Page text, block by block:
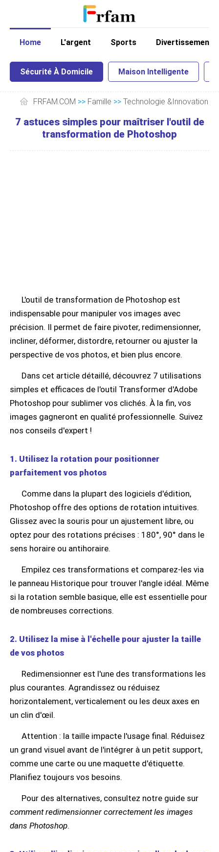
Home L'argent Sports Divertissement
Sécurité À Domicile Maison Intelligente
FRFAM.COM >> Famille >> Technologie &Innovation
7 astuces simples pour maîtriser l'outil de
transformation de Photoshop
L'outil de transformation de Photoshop est
indispensable pour manipuler vos images avec
précision. Il permet de faire pivoter, redimensionner,
incliner, déformer, distordre, retourner ou ajuster la
perspective de vos photos, et bien plus encore.
Dans cet article détaillé, découvrez 7 utilisations
simples et efficaces de l'outil Transformer d'Adobe
Photoshop pour sublimer vos clichés. À la fin, vos
images gagneront en qualité professionnelle. Suivez
nos conseils d'expert !
1. Utilisez la rotation pour positionner
parfaitement vos photos
Comme dans la plupart des logiciels d'édition,
Photoshop offre des options de rotation intuitives.
Glissez avec la souris pour un ajustement libre, ou
optez pour des rotations précises : 180°, 90° dans le
sens horaire ou antihoraire.
Empilez ces transformations et comparez-les via
le panneau Historique pour trouver l'angle idéal. Même
si la rotation semble basique, elle est essentielle pour
de nombreuses corrections.
2. Utilisez la mise à l'échelle pour ajuster la taille
de vos photos
Redimensionner est l'une des transformations les
plus courantes. Agrandissez ou réduisez
horizontalement, verticalement ou les deux axes en
un clin d'œil.
Attention : la taille impacte l'usage final. Réduisez
un grand visuel avant de l'intégrer à un petit support,
comme une carte ou une maquette d'étiquette.
Planifiez toujours vos besoins.
Pour des alternatives, consultez notre guide sur
comment redimensionner correctement les images
dans Photoshop.